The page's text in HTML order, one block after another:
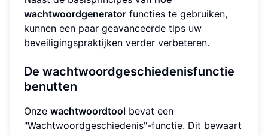
wachtwoordgenerator functies te gebruiken,
kunnen een paar geavanceerde tips uw
beveiligingspraktijken verder verbeteren.
De wachtwoordgeschiedenisfunctie
benutten
Onze wachtwoordtool bevat een
"Wachtwoordgeschiedenis"-functie. Dit bewaart